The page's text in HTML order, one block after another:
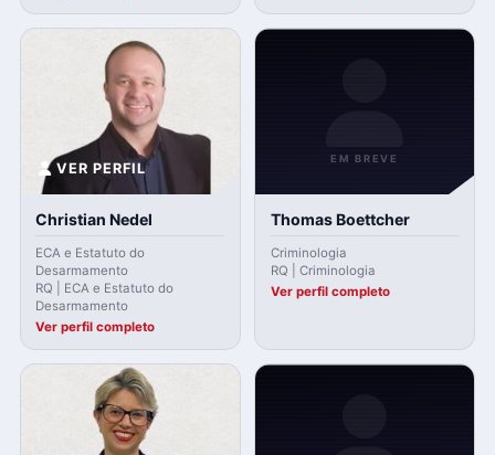
VER PERFIL
Christian Nedel
ECA e Estatuto do
Desarmamento
RQ | ECA e Estatuto do
Desarmamento
Ver perfil completo
EM BREVE
Thomas Boettcher
Criminologia
RQ | Criminologia
Ver perfil completo